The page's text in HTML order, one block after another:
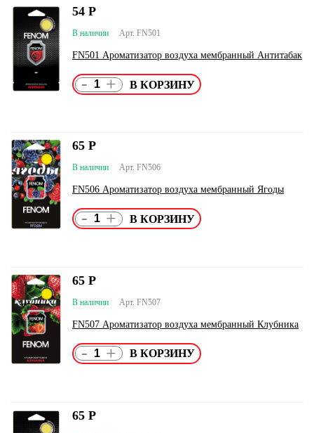
Арт. FN501
В наличии
FN501 Ароматизатор воздуха мембранный Антитабак
54 Р
- +
Арт. FN506
В наличии
FN506 Ароматизатор воздуха мембранный Ягоды
65 Р
- +
Арт. FN507
В наличии
FN507 Ароматизатор воздуха мембранный Клубника
65 Р
- +
65 Р